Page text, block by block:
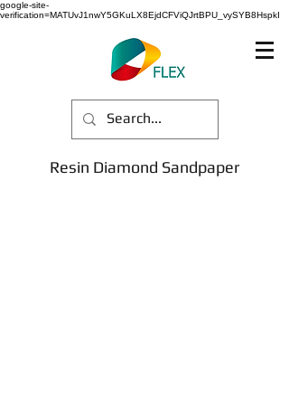
google-site-
verification=MATUvJ1nwY5GKuLX8EjdCFViQJrtBPU_vySYB8HspkI
Resin Diamond Sandpaper